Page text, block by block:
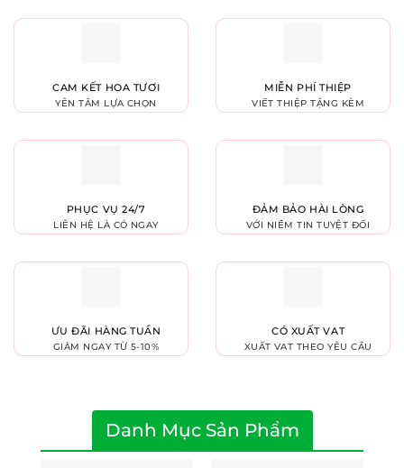
CAM KẾT HOA TƯƠI
YÊN TÂM LỰA CHỌN
MIỄN PHÍ THIỆP
VIẾT THIỆP TẶNG KÈM
PHỤC VỤ 24/7
LIÊN HỆ LÀ CÓ NGAY
ĐẢM BẢO HÀI LÒNG
VỚI NIỀM TIN TUYỆT ĐỐI
ƯU ĐÃI HÀNG TUẦN
GIẢM NGAY TỪ 5-10%
CÓ XUẤT VAT
XUẤT VAT THEO YÊU CẦU
Danh Mục Sản Phẩm